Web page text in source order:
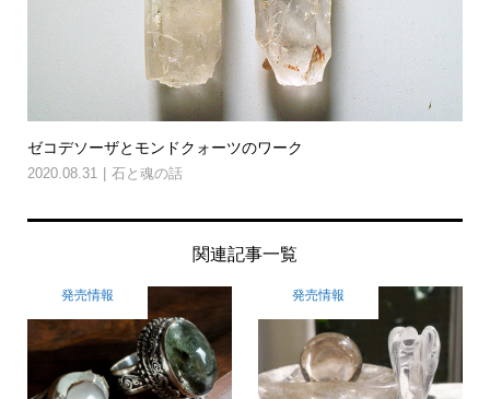
ゼコデソーザとモンドクォーツのワーク
2020.08.31 石と魂の話
関連記事一覧
発売情報 発売情報